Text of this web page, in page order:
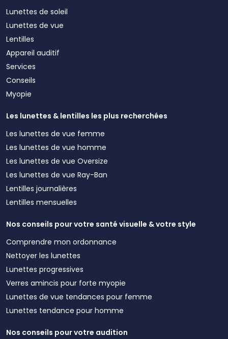
Lunettes de soleil
Lunettes de vue
Lentilles
Appareil auditif
Services
Conseils
Myopie
Les lunettes & lentilles les plus recherchées
Les lunettes de vue femme
Les lunettes de vue homme
Les lunettes de vue Oversize
Les lunettes de vue Ray-Ban
Lentilles journalières
Lentilles mensuelles
Nos conseils pour votre santé visuelle & votre style
Comprendre mon ordonnance
Nettoyer les lunettes
Lunettes progressives
Verres amincis pour forte myopie
Lunettes de vue tendances pour femme
Lunettes tendance pour homme
Nos conseils pour votre audition